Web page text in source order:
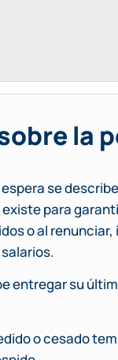
la
se
para
o al
entregar su
o cesado